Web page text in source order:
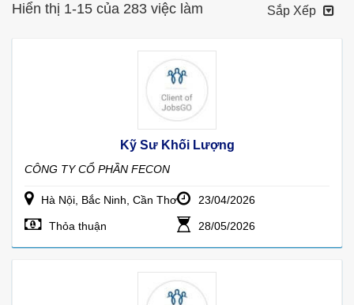
Hiển thị 1-15 của 283 việc làm Sắp Xếp
Kỹ Sư Khối Lượng
CÔNG TY CỔ PHẦN FECON
Hà Nội, Bắc Ninh, Cần Thơ 23/04/2026
Thỏa thuận 28/05/2026